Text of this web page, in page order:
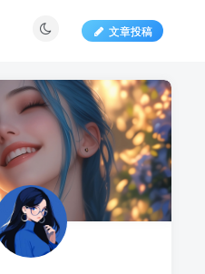
文章投稿